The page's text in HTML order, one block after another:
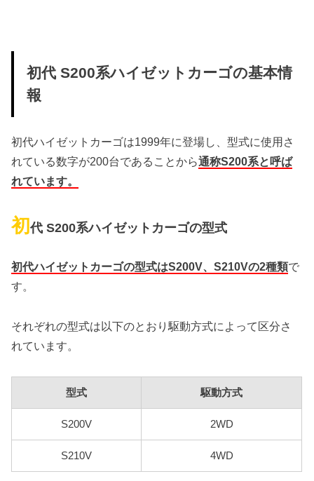
初代 S200系ハイゼットカーゴの基本情
報
初代ハイゼットカーゴは1999年に登場し、型式に使用さ
れている数字が200台であることから通称S200系と呼ば
れています。
初代 S200系ハイゼットカーゴの型式
初代ハイゼットカーゴの型式はS200V、S210Vの2種類で
す。
それぞれの型式は以下のとおり駆動方式によって区分さ
れています。
型式 駆動方式
S200V 2WD
S210V 4WD